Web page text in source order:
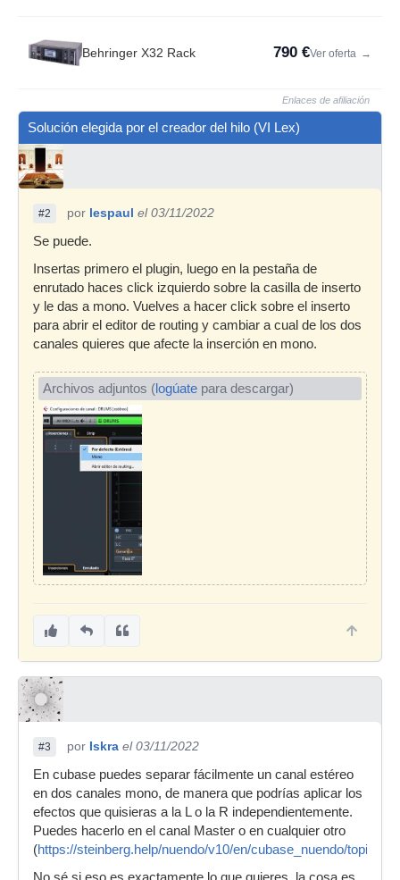
Behringer X32 Rack 790 €Ver oferta →
Enlaces de afiliación
Solución elegida por el creador del hilo (VI Lex)
#2 por lespaul el 03/11/2022
Se puede.
Insertas primero el plugin, luego en la pestaña de
enrutado haces click izquierdo sobre la casilla de inserto
y le das a mono. Vuelves a hacer click sobre el inserto
para abrir el editor de routing y cambiar a cual de los dos
canales quieres que afecte la inserción en mono.
Archivos adjuntos (logúate para descargar)
#3 por Iskra el 03/11/2022
En cubase puedes separar fácilmente un canal estéreo
en dos canales mono, de manera que podrías aplicar los
efectos que quisieras a la L o la R independientemente.
Puedes hacerlo en el canal Master o en cualquier otro
(https://steinberg.help/nuendo/v10/en/cubase_nuendo/topics/
No sé si eso es exactamente lo que quieres, la cosa es